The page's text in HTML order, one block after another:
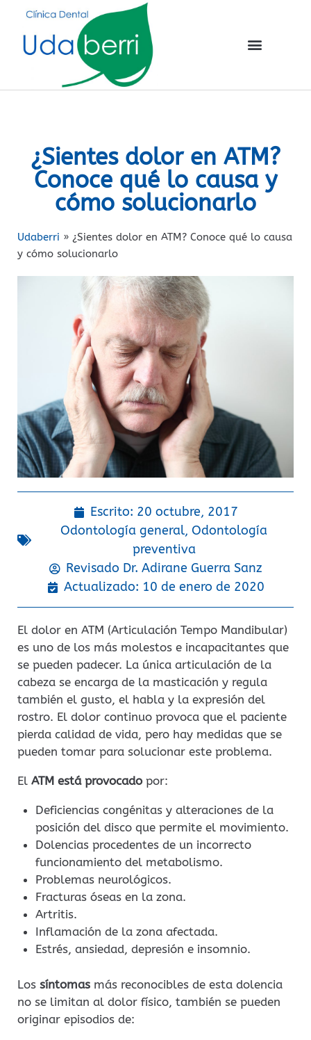
¿Sientes dolor en ATM?
Conoce qué lo causa y
cómo solucionarlo
Udaberri » ¿Sientes dolor en ATM? Conoce qué lo causa
y cómo solucionarlo
Escrito: 20 octubre, 2017
Odontología general, Odontología
preventiva
Revisado Dr. Adirane Guerra Sanz
Actualizado: 10 de enero de 2020
El dolor en ATM (Articulación Tempo Mandibular)
es uno de los más molestos e incapacitantes que
se pueden padecer. La única articulación de la
cabeza se encarga de la masticación y regula
también el gusto, el habla y la expresión del
rostro. El dolor continuo provoca que el paciente
pierda calidad de vida, pero hay medidas que se
pueden tomar para solucionar este problema.
El ATM está provocadopor:
Deficiencias congénitas y alteraciones de la
posición del disco que permite el movimiento.
Dolencias procedentes de un incorrecto
funcionamiento del metabolismo.
Problemas neurológicos.
Fracturas óseas en la zona.
Artritis.
Inflamación de la zona afectada.
Estrés, ansiedad, depresión e insomnio.
Los síntomas más reconocibles de esta dolencia
no se limitan al dolor físico, también se pueden
originar episodios de: